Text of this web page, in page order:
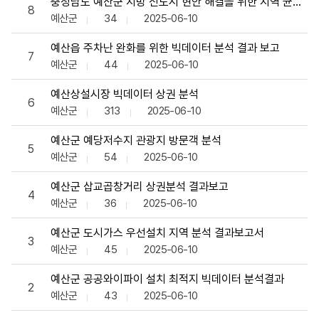
8
예산군 34 2025-06-10
7
예산읍 주차난 완화를 위한 빅데이터 분석 결과 보고
예산군 44 2025-06-10
6
예산상설시장 빅데이터 상권 분석
예산군 313 2025-06-10
5
예산군 예당저수지 관광지 방문객 분석
예산군 54 2025-06-10
4
예산군 삽교곱창거리 상권분석 결과보고
예산군 36 2025-06-10
3
예산군 도시가스 우선설치 지역 분석 결과보고서
예산군 45 2025-06-10
2
예산군 공공와이파이 설치 최적지 빅데이터 분석결과
예산군 43 2025-06-10